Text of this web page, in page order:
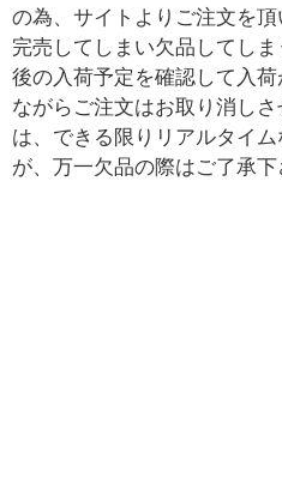
の為、サイトよりご注文を
完売してしまい欠品してし
後の入荷予定を確認して入
ながらご注文はお取り消し
は、できる限りリアルタイ
が、万一欠品の際はご了承下